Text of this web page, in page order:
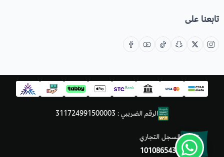
تابعنا على
السجل التجاري
1010865430
الرقم الضريبي : 311724991500003